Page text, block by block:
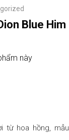
Blue Him
này
từ hoa hồng, mẫu